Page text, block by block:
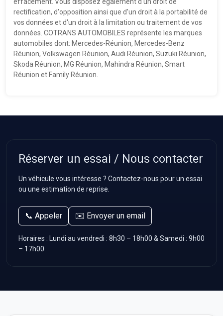
rectification, d'opposition ainsi que d'un droit à la portabilité de
vos données et d'un droit à la limitation ou traitement de vos
données. COTRANS AUTOMOBILES représente les marques
automobiles dont: Mercedes-Réunion, Mercedes-Benz
Réunion, Volkswagen Réunion, Audi Réunion, Suzuki Réunion,
Skoda Réunion, MG Réunion, Mahindra Réunion, Smart
Réunion et Family Réunion.
Réserver un essai / Nous contacter
Un véhicule vous intéresse ? Contactez-nous pour un essai
ou une estimation de reprise.
📞 Appeler ✉️ Envoyer un email
Horaires : Lundi au vendredi : 8h30 – 18h00 & Samedi : 9h00
– 17h00